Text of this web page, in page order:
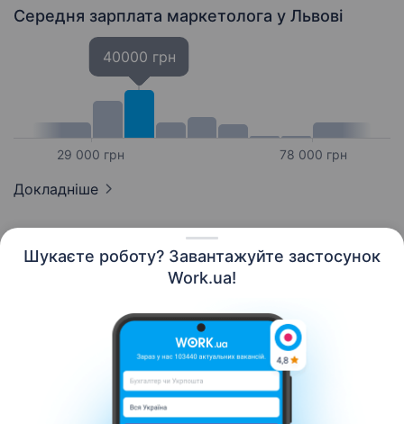
Шукаєте роботу? Завантажуйте застосунок
Work.ua!
Середня зарплата маркетолога у Львові
29 000 грн
40000 грн
78 000 грн
Докладніше